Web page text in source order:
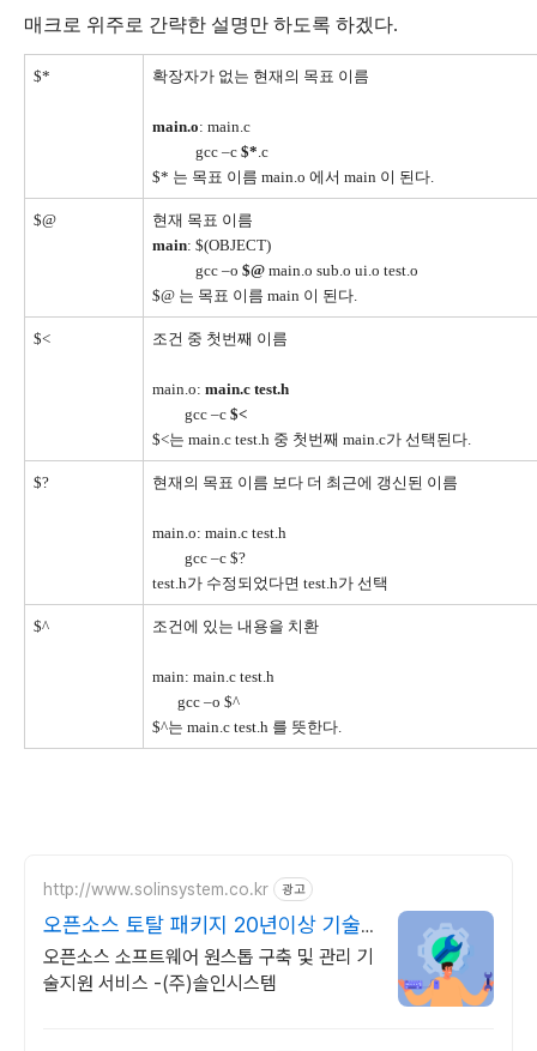
매크로 위주로 간략한 설명만 하도록 하겠다.
$* 확장자가 없는 현재의 목표 이름
main.o: main.c
gcc –c $*.c
$* 는 목표 이름 main.o 에서 main 이 된다.
$@
현재 목표 이름
main: $(OBJECT)
gcc –o $@ main.o sub.o ui.o test.o
$@ 는 목표 이름 main 이 된다.
$< 조건 중 첫번째 이름
main.o: main.c test.h
gcc –c $<
$<는 main.c test.h 중 첫번째 main.c가 선택된다.
$? 현재의 목표 이름 보다 더 최근에 갱신된 이름
main.o: main.c test.h
gcc –c $?
test.h가 수정되었다면 test.h가 선택
$^ 조건에 있는 내용을 치환
main: main.c test.h
gcc –o $^
$^는 main.c test.h 를 뜻한다.
http://www.solinsystem.co.kr 광고
오픈소스 토탈 패키지 20년이상 기술
지원 노하우
오픈소스 소프트웨어 원스톱 구축 및 관리 기
술지원 서비스 -(주)솔인시스템